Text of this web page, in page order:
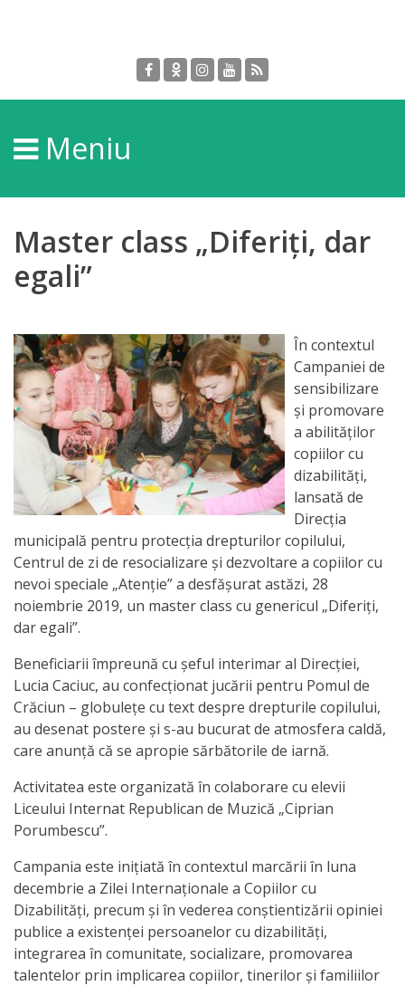
DGPDC
Informații
despre
Subdiviziuni/Servicii
Strategia
Orarul
audienței
Managementul
instituției
Planuri
de
activitate
Parteneriate
Proiecte
Rapoarte
de
activitate
Transparență
Achiziții
publice
Meniu
Master class „Diferiți, dar
egali”
În contextul
Campaniei de
sensibilizare
și promovare
a abilităților
copiilor cu
dizabilități,
lansată de
Direcția
municipală pentru protecția drepturilor copilului,
Centrul de zi de resocializare și dezvoltare a copiilor cu
nevoi speciale „Atenție” a desfășurat astăzi, 28
noiembrie 2019, un master class cu genericul „Diferiți,
dar egali”.
Beneficiarii împreună cu șeful interimar al Direcției,
Lucia Caciuc, au confecționat jucării pentru Pomul de
Crăciun – globulețe cu text despre drepturile copilului,
au desenat postere și s-au bucurat de atmosfera caldă,
care anunță că se apropie sărbătorile de iarnă.
Activitatea este organizată în colaborare cu elevii
Liceului Internat Republican de Muzică „Ciprian
Porumbescu”.
Campania este inițiată în contextul marcării în luna
decembrie a Zilei Internaționale a Copiilor cu
Dizabilități, precum și în vederea conștientizării opiniei
publice a existenței persoanelor cu dizabilități,
integrarea în comunitate, socializare, promovarea
talentelor prin implicarea copiilor, tinerilor și familiilor